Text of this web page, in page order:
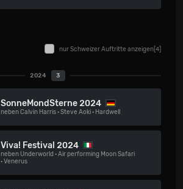
nur Schweizer Auftritte anzeigen [4]
2024 3
SonneMondSterne 2024
nebenCalvin Harris·Steve Aoki· Hardwell
Viva! Festival 2024
neben Underworld ·Air performing Moon Safari
·Venerus